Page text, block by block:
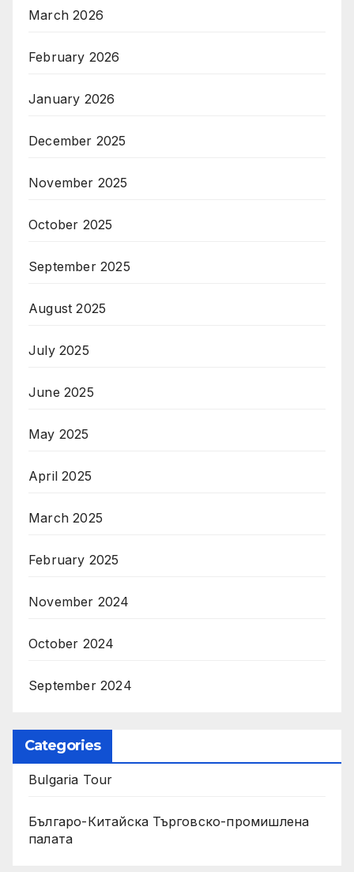
March 2026
February 2026
January 2026
December 2025
November 2025
October 2025
September 2025
August 2025
July 2025
June 2025
May 2025
April 2025
March 2025
February 2025
November 2024
October 2024
September 2024
Categories
Bulgaria Tour
Българо-Китайска Търговско-промишлена
палaта